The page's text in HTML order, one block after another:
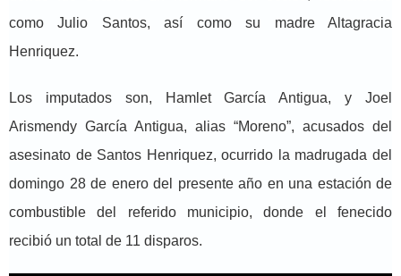
como Julio Santos, así como su madre Altagracia
Henriquez.
Los imputados son, Hamlet García Antigua, y Joel
Arismendy García Antigua, alias “Moreno”, acusados del
asesinato de Santos Henriquez, ocurrido la madrugada del
domingo 28 de enero del presente año en una estación de
combustible del referido municipio, donde el fenecido
recibió un total de 11 disparos.